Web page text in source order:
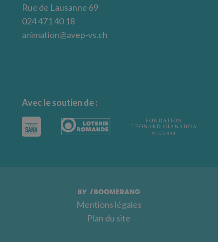
Rue de Lausanne 69
024 471 40 18
animation@avep-vs.ch
Avec le soutien de :
Mentions légales
Plan du site